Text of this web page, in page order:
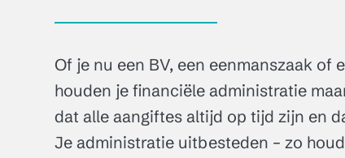
Of je nu een BV, een eenmanszaak of
houden je financiële administratie
dat alle aangiftes altijd op tijd zijn en
Je administratie uitbesteden – zo